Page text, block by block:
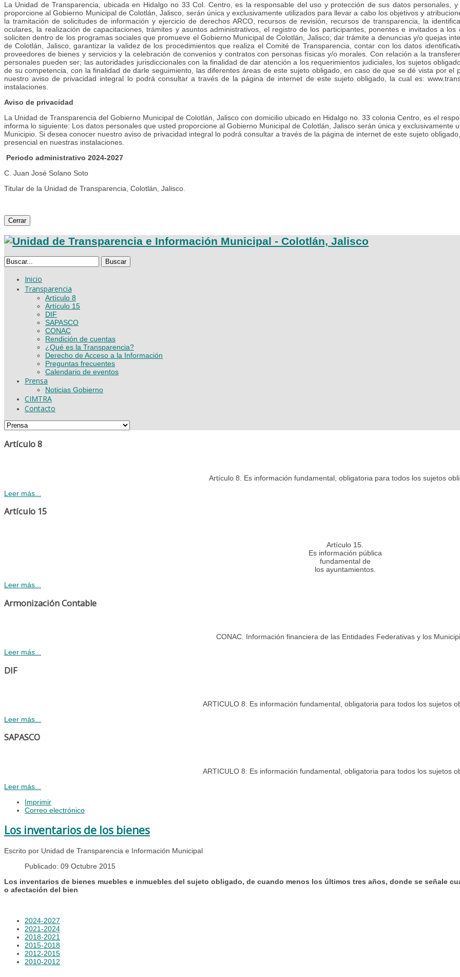
La Unidad de Transparencia, ubicada en Hidalgo no 33 Col. Centro, es la responsable del uso y protección de sus datos personales,
proporcione al Gobierno Municipal de Colotlán, Jalisco, serán única y exclusivamente utilizados para llevar a cabo los objetivos y
la tramitación de solicitudes de información y ejercicio de derechos ARCO, recursos de revisión, recursos de transparencia, la
oculares, la realización de capacitaciones, trámites y asuntos administrativos, el registro de los participantes, ponentes e invitados a
soliciten dentro de los programas sociales que promueve el Gobierno Municipal de Colotlán, Jalisco; dar trámite a denuncias y/o quejas
de Colotlán, Jalisco, garantizar la validez de los procedimientos que realiza el Comité de Transparencia, contar con los datos
proveedores de bienes y servicios y la celebración de convenios y contratos con personas físicas y/o morales. Con relación a la
personales pueden ser; las autoridades jurisdiccionales con la finalidad de dar atención a los requerimientos judiciales, los sujetos
de su competencia, con la finalidad de darle seguimiento, las diferentes áreas de este sujeto obligado, en caso de que se dé vista por
nuestro aviso de privacidad integral lo podrá consultar a través de la página de internet de este sujeto obligado, la cual es:
instalaciones.
Aviso de privacidad
La Unidad de Transparencia del Gobierno Municipal de Colotlán, Jalisco con domicilio ubicado en Hidalgo no. 33 colonia Centro, es el
informa lo siguiente: Los datos personales que usted proporcione al Gobierno Municipal de Colotlán, Jalisco serán única y exclusivamente
Municipio. Si desea conocer nuestro aviso de privacidad integral lo podrá consultar a través de la página de internet de este sujeto
presencial en nuestras instalaciones.
Periodo administrativo 2024-2027
C. Juan José Solano Soto
Titular de la Unidad de Transparencia, Colotlán, Jalisco.
Cerrar
Buscar
Inicio
Transparencia
Artículo 8
Artículo 15
DIF
SAPASCO
CONAC
Rendición de cuentas
¿Qué es la Transparencia?
Derecho de Acceso a la Información
Preguntas frecuentes
Calendario de eventos
Prensa
Noticias Gobierno
CIMTRA
Contacto
Artículo 8
Artículo 8. Es información fundamental, obligatoria para todos los sujetos
Leer más...
Artículo 15
Artículo 15.
Es información pública
fundamental de
los ayuntamientos.
Leer más...
Armonización Contable
CONAC. Información financiera de las Entidades Federativas y los
Leer más...
DIF
ARTICULO 8: Es información fundamental, obligatoria para todos los sujetos
Leer más...
SAPASCO
ARTICULO 8: Es información fundamental, obligatoria para todos los sujetos
Leer más...
Imprimir
Correo electrónico
Los inventarios de los bienes
Escrito por Unidad de Transparencia e Información Municipal
Publicado: 09 Octubre 2015
Los inventarios de bienes muebles e inmuebles del sujeto obligado, de cuando menos los últimos tres años, donde se señale
o afectación del bien
2024-2027
2021-2024
2018-2021
2015-2018
2012-2015
2010-2012